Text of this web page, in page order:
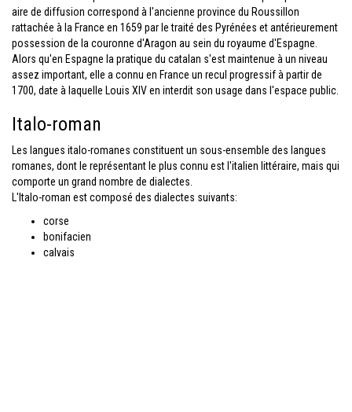
aire de diffusion correspond à l'ancienne province du Roussillon
rattachée à la France en 1659 par le traité des Pyrénées et antérieurement
possession de la couronne d'Aragon au sein du royaume d'Espagne.
Alors qu'en Espagne la pratique du catalan s'est maintenue à un niveau
assez important, elle a connu en France un recul progressif à partir de
1700, date à laquelle Louis XIV en interdit son usage dans l'espace public.
Italo-roman
Les langues italo-romanes constituent un sous-ensemble des langues
romanes, dont le représentant le plus connu est l'italien littéraire, mais qui
comporte un grand nombre de dialectes.
L'Italo-roman est composé des dialectes suivants:
corse
bonifacien
calvais